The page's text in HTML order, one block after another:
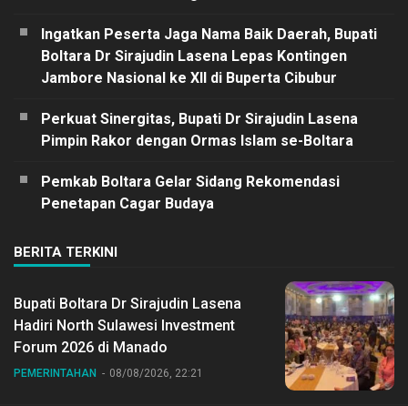
Ingatkan Peserta Jaga Nama Baik Daerah, Bupati
Boltara Dr Sirajudin Lasena Lepas Kontingen
Jambore Nasional ke XII di Buperta Cibubur
Perkuat Sinergitas, Bupati Dr Sirajudin Lasena
Pimpin Rakor dengan Ormas Islam se-Boltara
Pemkab Boltara Gelar Sidang Rekomendasi
Penetapan Cagar Budaya
BERITA TERKINI
Bupati Boltara Dr Sirajudin Lasena
Hadiri North Sulawesi Investment
Forum 2026 di Manado
PEMERINTAHAN 08/08/2026, 22:21